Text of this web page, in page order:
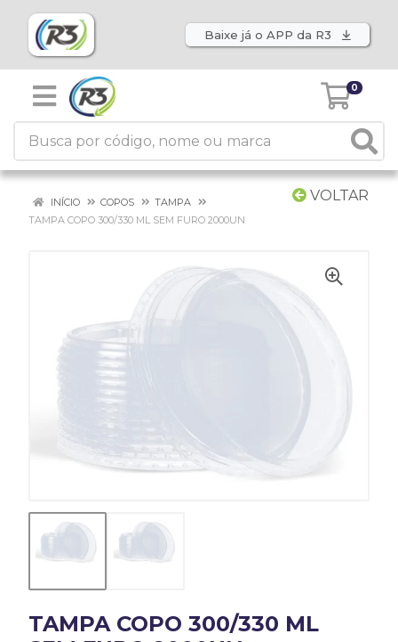
Baixe já o APP da R3
0
VOLTAR
INÍCIO COPOS
TAMPA
TAMPA COPO 300/330 ML SEM FURO 2000UN
TAMPA COPO 300/330 ML